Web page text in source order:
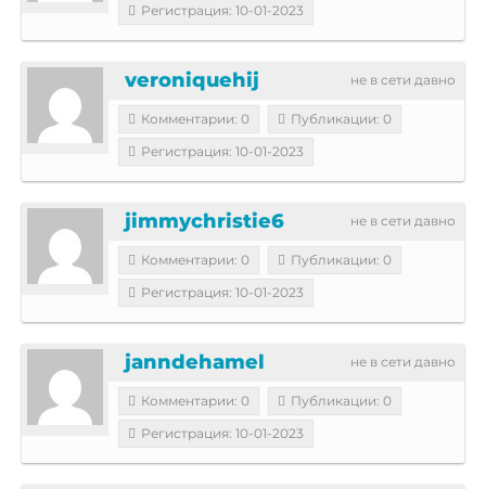
Регистрация: 10-01-2023
не в сети давно
veroniquehij
Комментарии: 0
Публикации: 0
Регистрация: 10-01-2023
не в сети давно
jimmychristie6
Комментарии: 0
Публикации: 0
Регистрация: 10-01-2023
не в сети давно
janndehamel
Комментарии: 0
Публикации: 0
Регистрация: 10-01-2023